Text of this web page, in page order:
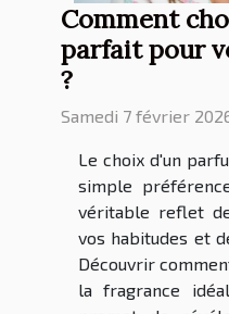
Comment
parfait pour
?
Samedi 7 février
Le choix d'un
simple
véritable reflet
vos habitudes et
Découvrir
la fragrance